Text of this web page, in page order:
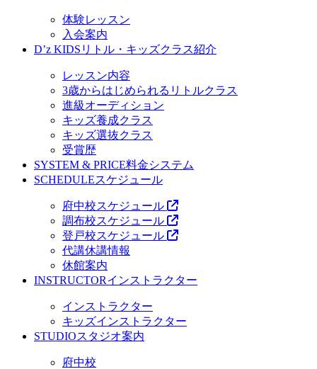
体験レッスン
入会案内
D’z KIDS リトル・キッズクラス紹介
レッスン内容
3歳からはじめられるリトルクラス
進級オーディション
キッズ養成クラス
キッズ選抜クラス
受賞歴
SYSTEM & PRICE料金システム
SCHEDULEスケジュール
府中校スケジュール
調布校スケジュール
登戸校スケジュール
代講休講情報
休館案内
INSTRUCTORインストラクター
インストラクター
キッズインストラクター
STUDIOスタジオ案内
府中校